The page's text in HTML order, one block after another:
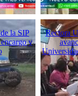
la SIP
y
Rectora